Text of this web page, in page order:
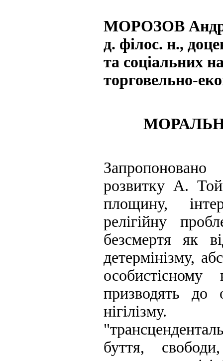
МОРОЗОВ
д. філос. н.,
та соціальних
торговельно-
розвитку А.
площину,
релігійну
безсмертя як
детермінізму,
призводять до
нігілізму.
буття,